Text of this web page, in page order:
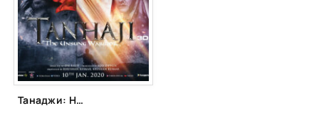
Танаджи: Невоспетый воин (2020)